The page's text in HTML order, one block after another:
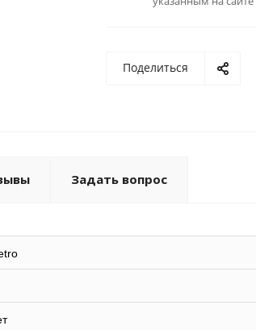
Поделиться
Задать вопрос